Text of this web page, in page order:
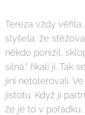
Tereza vždy
slyšela, že
někdo ponížil,
silná," říkali jí. Tak
jiní netolerovali.
jistotu. Když ji
že je to v